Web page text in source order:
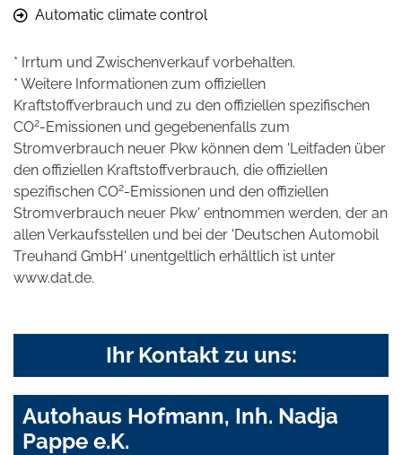
Automatic climate control
* Irrtum und Zwischenverkauf vorbehalten.
* Weitere Informationen zum offiziellen
Kraftstoffverbrauch und zu den offiziellen spezifischen
CO2-Emissionen und gegebenenfalls zum
Stromverbrauch neuer Pkw können dem 'Leitfaden über
den offiziellen Kraftstoffverbrauch, die offiziellen
spezifischen CO2-Emissionen und den offiziellen
Stromverbrauch neuer Pkw' entnommen werden, der an
allen Verkaufsstellen und bei der 'Deutschen Automobil
Treuhand GmbH' unentgeltlich erhältlich ist unter
www.dat.de.
Ihr Kontakt zu uns:
Autohaus Hofmann, Inh. Nadja
Pappe e.K.